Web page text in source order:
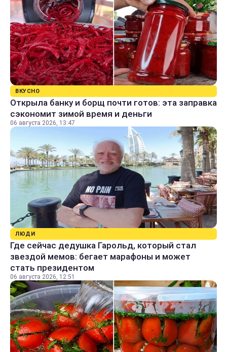
ВКУСНО
Открыла банку и борщ почти готов: эта заправка
сэкономит зимой время и деньги
06 августа 2026, 13:47
ЛЮДИ
Где сейчас дедушка Гарольд, который стал
звездой мемов: бегает марафоны и может
стать президентом
06 августа 2026, 12:51